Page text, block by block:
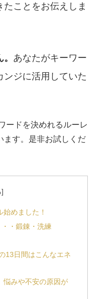
ことをお伝えしま
あなたがキーワー
ンジに活用していた
ードを決めれるルーレ
ます。是非お試しくだ
めました！
・鍛錬・洗練
13日間はこんなエネ
みや不安の原因が